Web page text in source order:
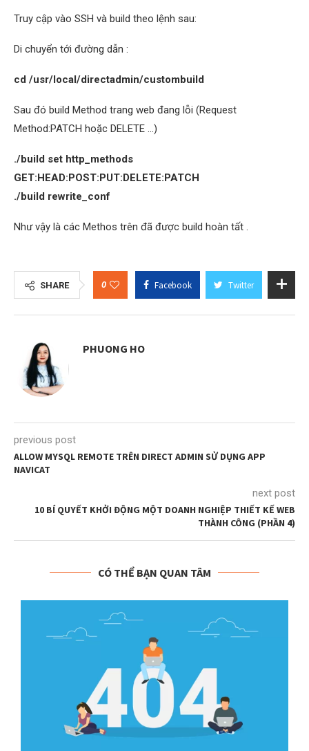
Truy cập vào SSH và build theo lệnh sau:
Di chuyển tới đường dẫn :
cd /usr/local/directadmin/custombuild
Sau đó build Method trang web đang lỗi (Request
Method:PATCH hoặc DELETE …)
./build set http_methods
GET:HEAD:POST:PUT:DELETE:PATCH
./build rewrite_conf
Như vậy là các Methos trên đã được build hoàn tất .
SHARE 0 Facebook Twitter
PHUONG HO
previous post
ALLOW MYSQL REMOTE TRÊN DIRECT ADMIN SỬ DỤNG APP
NAVICAT
next post
10 BÍ QUYẾT KHỞI ĐỘNG MỘT DOANH NGHIỆP THIẾT KẾ WEB
THÀNH CÔNG (PHẦN 4)
CÓ THỂ BẠN QUAN TÂM